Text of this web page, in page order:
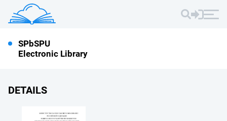
SPbSPU
Electronic Library
DETAILS